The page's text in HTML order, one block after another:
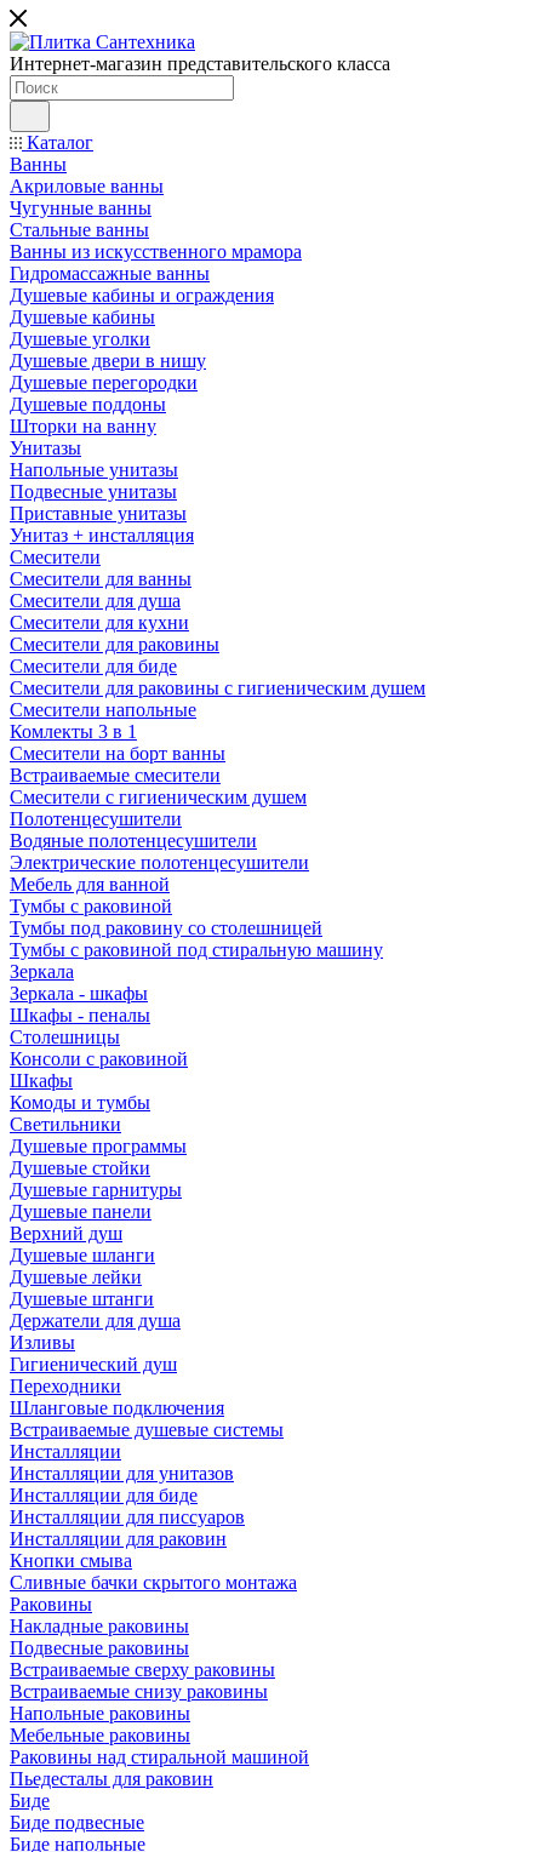
Интернет-магазин представительского класса
Каталог
Ванны
Акриловые ванны
Чугунные ванны
Стальные ванны
Ванны из искусственного мрамора
Гидромассажные ванны
Душевые кабины и ограждения
Душевые кабины
Душевые уголки
Душевые двери в нишу
Душевые перегородки
Душевые поддоны
Шторки на ванну
Унитазы
Напольные унитазы
Подвесные унитазы
Приставные унитазы
Унитаз + инсталляция
Смесители
Смесители для ванны
Смесители для душа
Смесители для кухни
Смесители для раковины
Смесители для биде
Смесители для раковины с гигиеническим душем
Смесители напольные
Комлекты 3 в 1
Смесители на борт ванны
Встраиваемые смесители
Смесители с гигиеническим душем
Полотенцесушители
Водяные полотенцесушители
Электрические полотенцесушители
Мебель для ванной
Тумбы с раковиной
Тумбы под раковину со столешницей
Тумбы с раковиной под стиральную машину
Зеркала
Зеркала - шкафы
Шкафы - пеналы
Столешницы
Консоли с раковиной
Шкафы
Комоды и тумбы
Светильники
Душевые программы
Душевые стойки
Душевые гарнитуры
Душевые панели
Верхний душ
Душевые шланги
Душевые лейки
Душевые штанги
Держатели для душа
Изливы
Гигиенический душ
Переходники
Шланговые подключения
Встраиваемые душевые системы
Инсталляции
Инсталляции для унитазов
Инсталляции для биде
Инсталляции для писсуаров
Инсталляции для раковин
Кнопки смыва
Сливные бачки скрытого монтажа
Раковины
Накладные раковины
Подвесные раковины
Встраиваемые сверху раковины
Встраиваемые снизу раковины
Напольные раковины
Мебельные раковины
Раковины над стиральной машиной
Пьедесталы для раковин
Биде
Биде подвесные
Биде напольные